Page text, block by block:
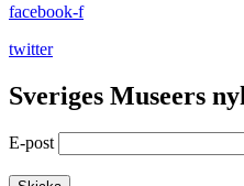
facebook-f
twitter
Sveriges Museers
E-post